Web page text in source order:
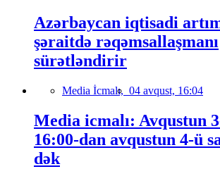
Azərbaycan iqtisadi
şəraitdə rəqəmsallaşmanı
sürətləndirir
Media İcmalı, 04 avqust, 16:04
Media icmalı: Avqustun
16:00-dan avqustun 4-ü
dək